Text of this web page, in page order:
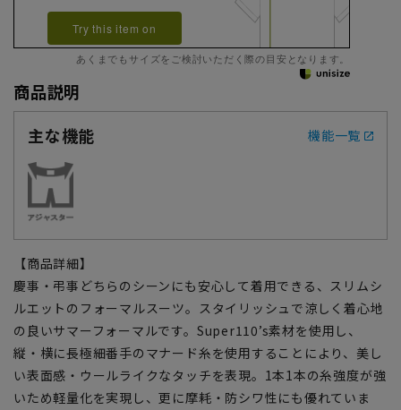
Try this item on
あくまでもサイズをご検討いただく際の目安となります。
商品説明
主な機能
機能一覧
【商品詳細】
慶事・弔事どちらのシーンにも安心して着用できる、スリムシ
ルエットのフォーマルスーツ。スタイリッシュで涼しく着心地
の良いサマーフォーマルです。Super110’s素材を使用し、
縦・横に長極細番手のマナード糸を使用することにより、美し
い表面感・ウールライクなタッチを表現。1本1本の糸強度が強
いため軽量化を実現し、更に摩耗・防シワ性にも優れていま